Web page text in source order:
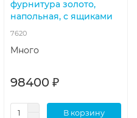
фурнитура золото,
напольная, с ящиками
7620
Много
98400 ₽
В корзину